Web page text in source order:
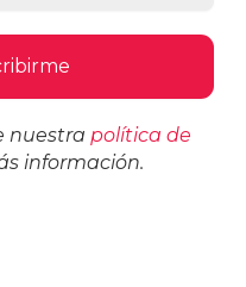
nuestra política de
información.